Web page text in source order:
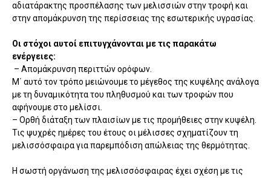
αδιατάρακτης προσπέλασης των μελισσιών στην τροφή και
στην απομάκρυνση της περίσσειας της εσωτερικής υγρασίας.
Οι στόχοι αυτοί επιτυγχάνονται με τις παρακάτω
ενέργειες:
– Απομάκρυνση περιττών ορόφων.
Μ΄ αυτό τον τρόπο μειώνουμε το μέγεθος της κυψέλης ανάλογα
με τη δυναμικότητα του πληθυσμού και των τροφών που
αφήνουμε στο μελίσσι.
– Ορθή διάταξη των πλαισίων με τις προμήθειες στην κυψέλη.
Τις ψυχρές ημέρες του έτους οι μέλισσες σχηματίζουν τη
μελισσόσφαιρα για παρεμπόδιση απώλειας της θερμότητας.
Η σωστή οργάνωση της μελισσόσφαιρας έχει σχέση με τις